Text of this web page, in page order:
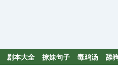
剧本大全 撩妹句子 毒鸡汤 舔